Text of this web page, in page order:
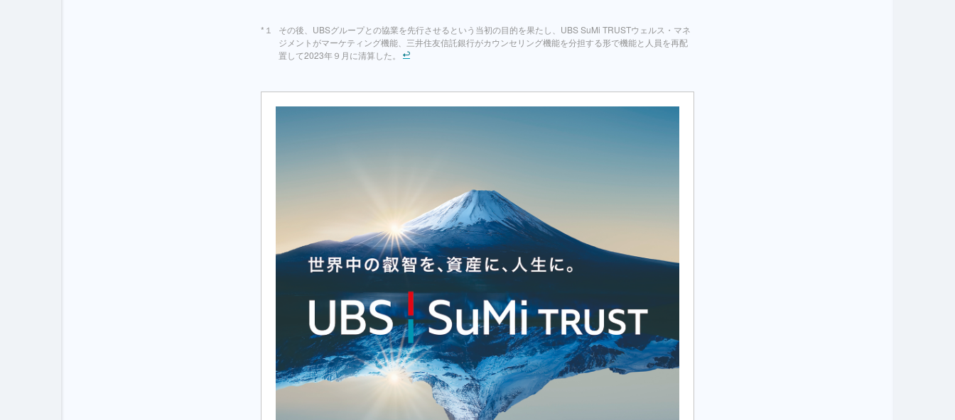
その後、UBSグループとの協業を先行させるという当初の目的を果たし、UBS SuMi TRUSTウェルス・マネ
ジメントがマーケティング機能、三井住友信託銀行がカウンセリング機能を分担する形で機能と人員を再配
置して2023年９月に清算した。